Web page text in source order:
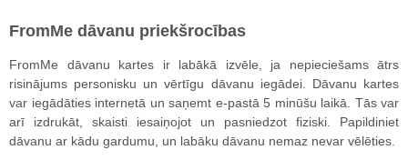
FromMe dāvanu priekšrocības
FromMe dāvanu kartes ir labākā izvēle, ja nepieciešams ātrs
risinājums personisku un vērtīgu dāvanu iegādei. Dāvanu kartes
var iegādāties internetā un saņemt e-pastā 5 minūšu laikā. Tās var
arī izdrukāt, skaisti iesaiņojot un pasniedzot fiziski. Papildiniet
dāvanu ar kādu gardumu, un labāku dāvanu nemaz nevar vēlēties.